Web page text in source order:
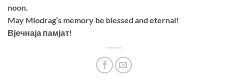
noon.
May Miodrag’s memory be blessed and eternal!
Вјечнаја памјат!